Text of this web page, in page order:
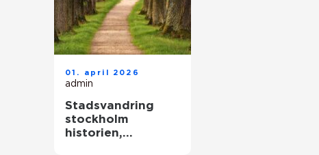
01. april 2026
admin
Stadsvandring
stockholm
historien,